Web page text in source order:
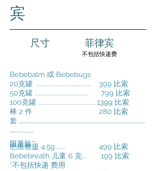
宾
尺寸 菲律宾
不包括快递费
Bebebalm 或 Bebebugs
20克罐 .....................................
50克罐 .....................................
100克罐 ...................................................
棒 2 件
套 …………………………………………………………………………………………………
…………………
399 比索
799 比索
1399 比索
280 比索
限量版**
疤痕救援 4.5g ......
Bebebreath 儿童 6 克...
*不包括快递 费用
499 比索
199 比索